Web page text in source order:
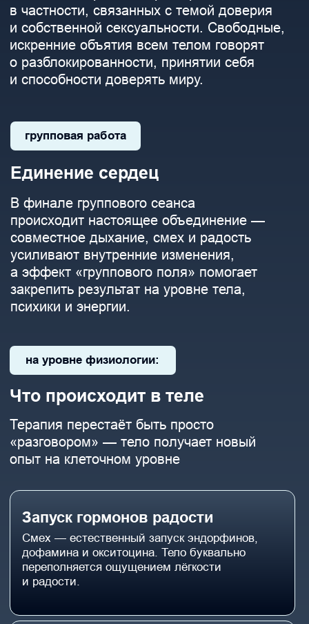
Индивидуальная или
групповая форма
обстановке — вы выбираете формат,
который вам ближе.
Динамика после сессии
— слёзы, смех, дрожь или,
Движение, дыхание,
телесные ощущения
Специальные движения, дыхание
и телесные ощущения — основа
всей работы.
Мягкая и безопасная
разблокировка
Перезагрузка до
полугода
Специальные движения, дыхание
и телесные ощущения — основа
всей работы.